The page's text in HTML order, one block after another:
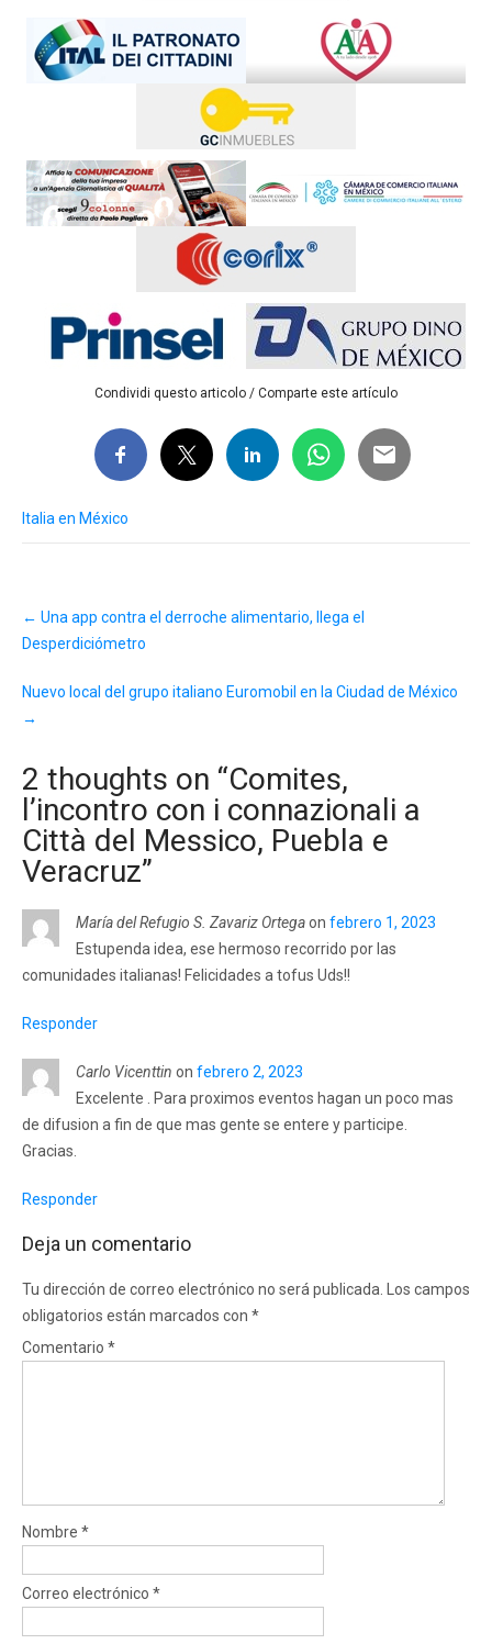
Condividi questo articolo / Comparte este artículo
Italia en México
navigation
← Una app contra el derroche alimentario, llega el
Desperdiciómetro
Nuevo local del grupo italiano Euromobil en la Ciudad de México
→
2 thoughts on “Comites,
l’incontro con i connazionali a
Città del Messico, Puebla e
Veracruz”
María del Refugio S. Zavariz Ortegaon febrero 1, 2023
Estupenda idea, ese hermoso recorrido por las
comunidades italianas! Felicidades a tofus Uds!!
Responder
Carlo Vicenttin on febrero 2, 2023
Excelente . Para proximos eventos hagan un poco mas
de difusion a fin de que mas gente se entere y participe.
Gracias.
Responder
Deja un comentario
Tu dirección de correo electrónico no será publicada.
Los campos
obligatorios están marcados con *
Comentario *
Nombre *
Correo electrónico *